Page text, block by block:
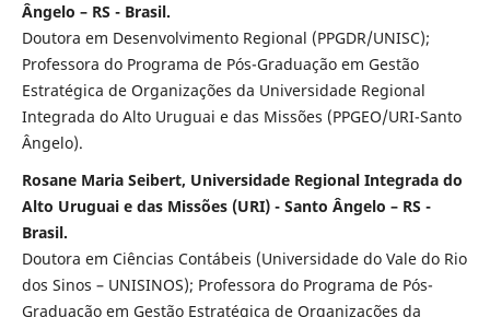
Ângelo – RS - Brasil.
Doutora em Desenvolvimento Regional (PPGDR/UNISC);
Professora do Programa de Pós-Graduação em Gestão
Estratégica de Organizações da Universidade Regional
Integrada do Alto Uruguai e das Missões (PPGEO/URI-Santo
Ângelo).
Rosane Maria Seibert, Universidade Regional Integrada do
Alto Uruguai e das Missões (URI) - Santo Ângelo – RS -
Brasil.
Doutora em Ciências Contábeis (Universidade do Vale do Rio
dos Sinos – UNISINOS); Professora do Programa de Pós-
Graduação em Gestão Estratégica de Organizações da